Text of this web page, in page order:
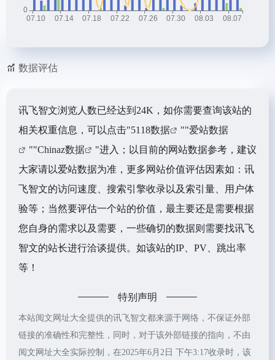
数据评估
讯飞智文浏览人数已经达到24K，如你需要查询该站的
相关权重信息，可以点击"5118数据 ""爱站数据
""Chinaz数据
"进入；以目前的网站数据参考，建议
大家请以爱站数据为准，更多网站价值评估因素如：讯
飞智文的访问速度、搜索引擎收录以及索引量、用户体
验等；当然要评估一个站的价值，最主要还是需要根据
您自身的需求以及需要，一些确切的数据则需要找讯飞
智文的站长进行洽谈提供。如该站的IP、PV、跳出率
等！
特别声明
本站阅文网址大全提供的讯飞智文都来源于网络，不保证外部
链接的准确性和完整性，同时，对于该外部链接的指向，不由
阅文网址大全实际控制，在2025年6月2日 下午3:17收录时，该